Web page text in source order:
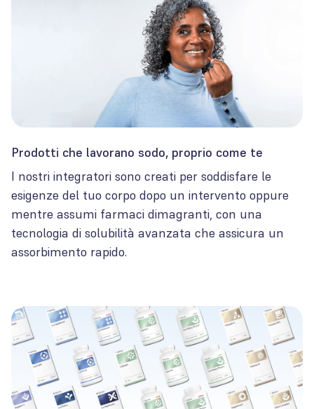
Prodotti che lavorano sodo, proprio come te
I nostri integratori sono creati per soddisfare le
esigenze del tuo corpo dopo un intervento oppure
mentre assumi farmaci dimagranti, con una
tecnologia di solubilità avanzata che assicura un
assorbimento rapido.